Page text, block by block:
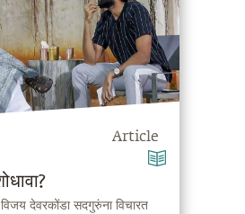
Article
देवरकोंडा सदगुरुंना विचारत